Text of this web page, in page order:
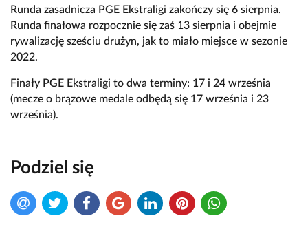
Runda zasadnicza PGE Ekstraligi zakończy się 6 sierpnia.
Runda finałowa rozpocznie się zaś 13 sierpnia i obejmie
rywalizację sześciu drużyn, jak to miało miejsce w sezonie
2022.
Finały PGE Ekstraligi to dwa terminy: 17 i 24 września
(mecze o brązowe medale odbędą się 17 września i 23
września).
Podziel się